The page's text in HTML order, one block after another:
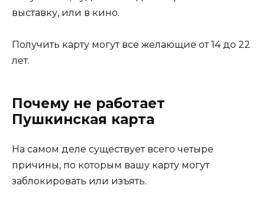
выставку, или в кино.
Получить карту могут все желающие от 14 до 22
лет.
Почему не работает
Пушкинская карта
На самом деле существует всего четыре
причины, по которым вашу карту могут
заблокировать или изъять.